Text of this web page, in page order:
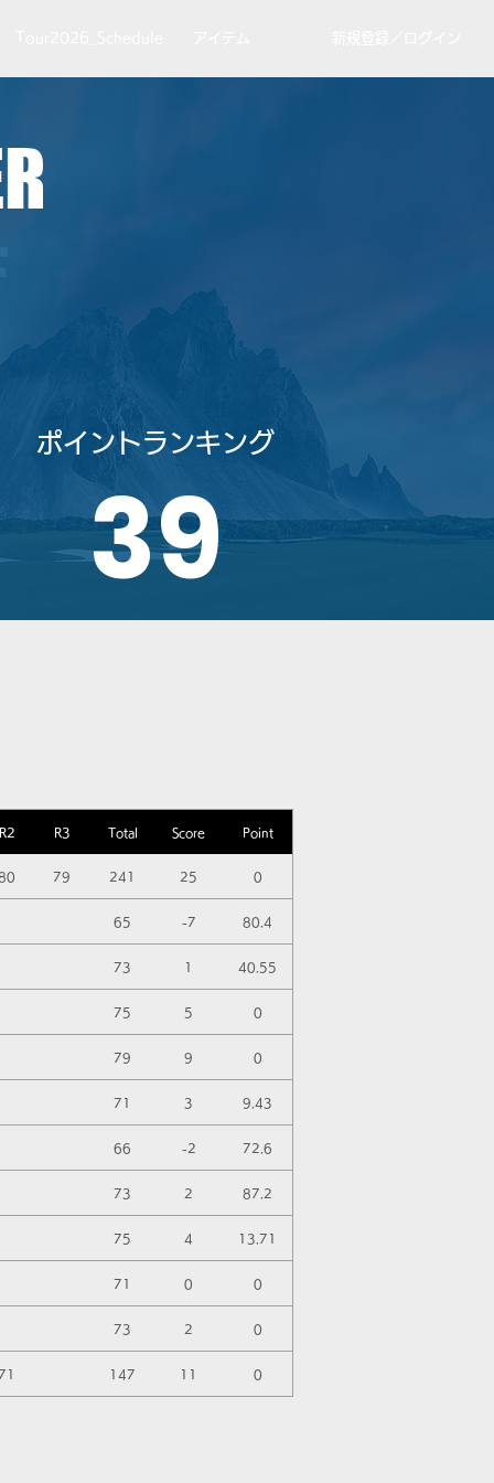
​ポイントランキング
39
R2 R3 Total Score Point
79 241 25 0
65 -7 80.4
73 1 40.55
75 5 0
79 9 0
71 3 9.43
66 -2 72.6
73 2 87.2
75 4 13.71
71 0 0
73 2 0
147 11 0